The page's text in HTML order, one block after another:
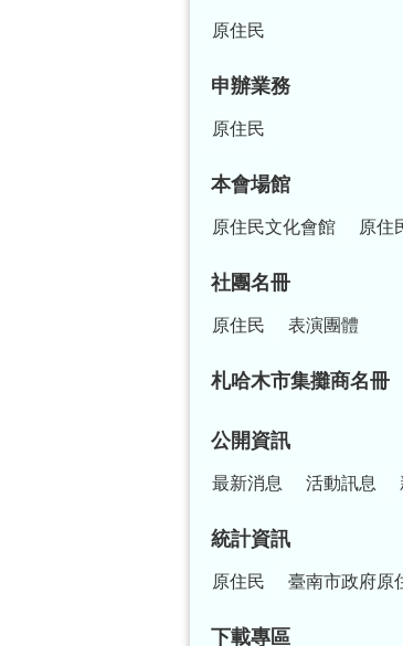
原住民
申辦業務
原住民
本會場館
原住民文化會館 原住
社團名冊
原住民 表演團體
札哈木市集攤商名冊
公開資訊
最新消息 活動訊息
統計資訊
原住民 臺南市政府原
下載專區